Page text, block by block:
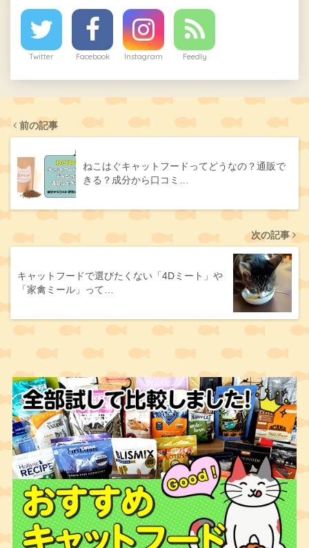
Twitter Facebook Instagram Feedly
前の記事
ねこはぐキャットフードってどうなの？通販で
きる？成分から口コミ…
次の記事
キャットフードで選びたくない「4Dミート」や
「家禽ミール」って…